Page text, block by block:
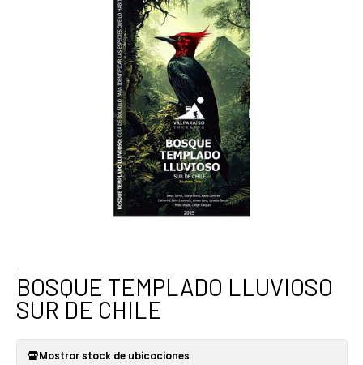
|
BOSQUE TEMPLADO LLUVIOSO
SUR DE CHILE
Mostrar stock de ubicaciones